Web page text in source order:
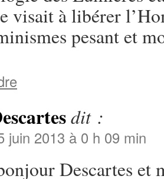
visait à libérer
pesant et
dit :
juin 2013 à 0 h 09 min
Descartes et